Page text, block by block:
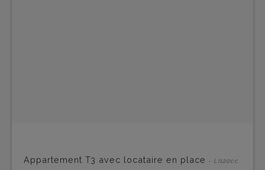
Appartement T3 avec locataire en place - LI120cc